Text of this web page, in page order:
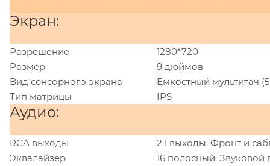
Экран:
Разрешение
1280*720
Размер
9 дюймов
Вид сенсорного экрана
Емкостный мультитач
Тип матрицы
IPS
Аудио:
RCA выходы
2.1 выходы. Фронт и
Эквалайзер
16 полосный. Звуковой